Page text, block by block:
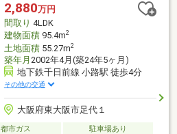
2,880万円
間取り 4LDK
建物面積95.4m2
土地面積55.27m2
築年月 2002年4月(築24年5ヶ月)
地下鉄千日前線 小路駅 徒歩4分
その他の交通
大阪府東大阪市足代１
都市ガス
駐車場あり